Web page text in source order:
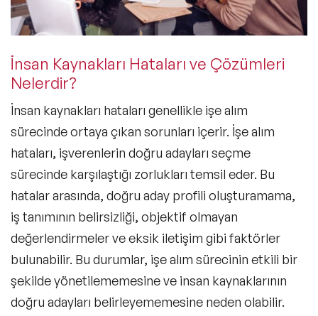
İnsan Kaynakları Hataları ve Çözümleri
Nelerdir?
İnsan kaynakları hataları genellikle işe alım
sürecinde ortaya çıkan sorunları içerir. İşe alım
hataları, işverenlerin doğru adayları seçme
sürecinde karşılaştığı zorlukları temsil eder. Bu
hatalar arasında, doğru aday profili oluşturamama,
iş tanımının belirsizliği, objektif olmayan
değerlendirmeler ve eksik iletişim gibi faktörler
bulunabilir. Bu durumlar, işe alım sürecinin etkili bir
şekilde yönetilememesine ve insan kaynaklarının
doğru adayları belirleyememesine neden olabilir.